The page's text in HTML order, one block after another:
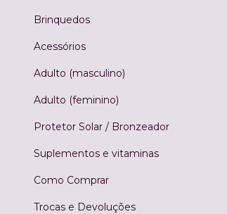
Brinquedos
Acessórios
Adulto (masculino)
Adulto (feminino)
Protetor Solar / Bronzeador
Suplementos e vitaminas
Como Comprar
Trocas e Devoluções